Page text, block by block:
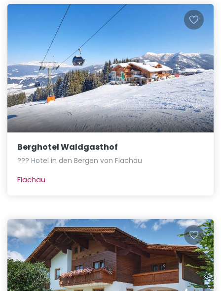
Berghotel Waldgasthof
??? Hotel in den Bergen von Flachau
Flachau